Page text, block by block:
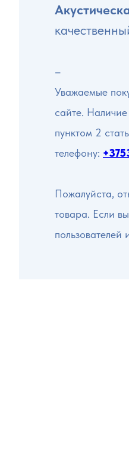
–
Уважаемые
сайте.
пунктом 2
телефону:
Пожалуйста,
товара. Если